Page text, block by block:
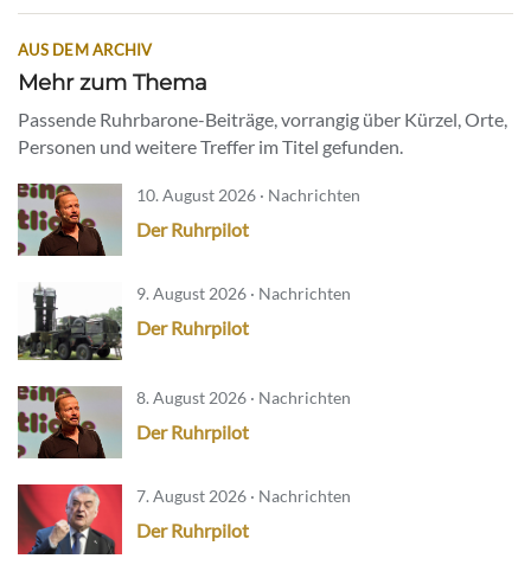
AUS DEM ARCHIV
Mehr zum Thema
Passende Ruhrbarone-Beiträge, vorrangig über Kürzel, Orte,
Personen und weitere Treffer im Titel gefunden.
10. August 2026 · Nachrichten
Der Ruhrpilot
9. August 2026 · Nachrichten
Der Ruhrpilot
8. August 2026 · Nachrichten
Der Ruhrpilot
7. August 2026 · Nachrichten
Der Ruhrpilot